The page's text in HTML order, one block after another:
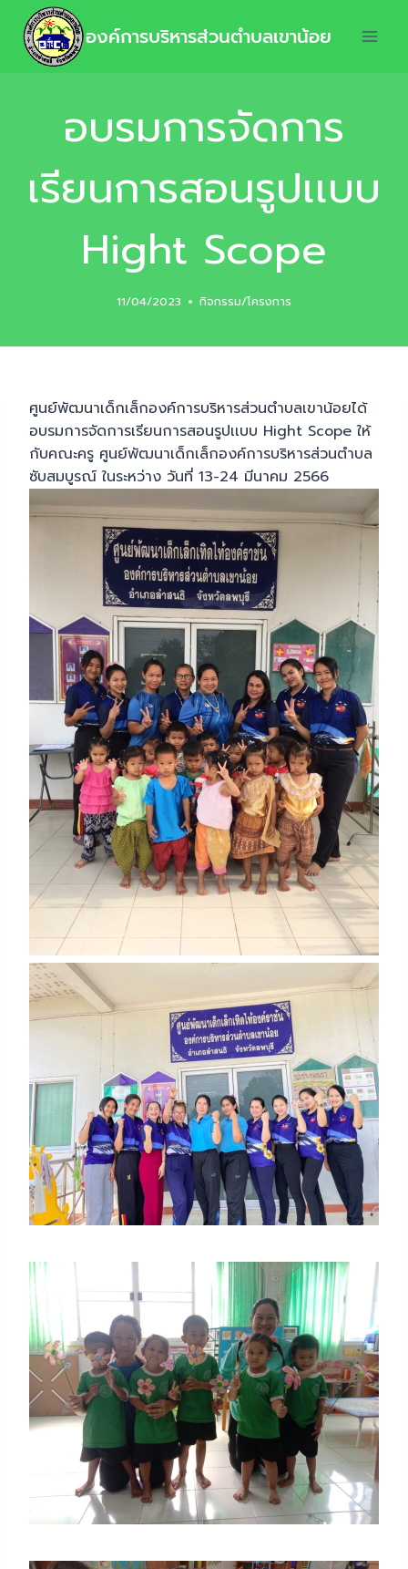
องค์การบริหารส่วนตำบลเขาน้อย
อบรมการจัดการ
เรียนการสอนรูปเเบบ
Hight Scope
11/04/2023 กิจกรรม/โครงการ
ศูนย์พัฒนาเด็กเล็กองค์การบริหารส่วนตำบลเขาน้อยได้
อบรมการจัดการเรียนการสอนรูปเเบบ Hight Scope ให้
กับคณะครู ศูนย์พัฒนาเด็กเล็กองค์การบริหารส่วนตำบล
ซับสมบูรณ์ ในระหว่าง วันที่ 13-24 มีนาคม 2566